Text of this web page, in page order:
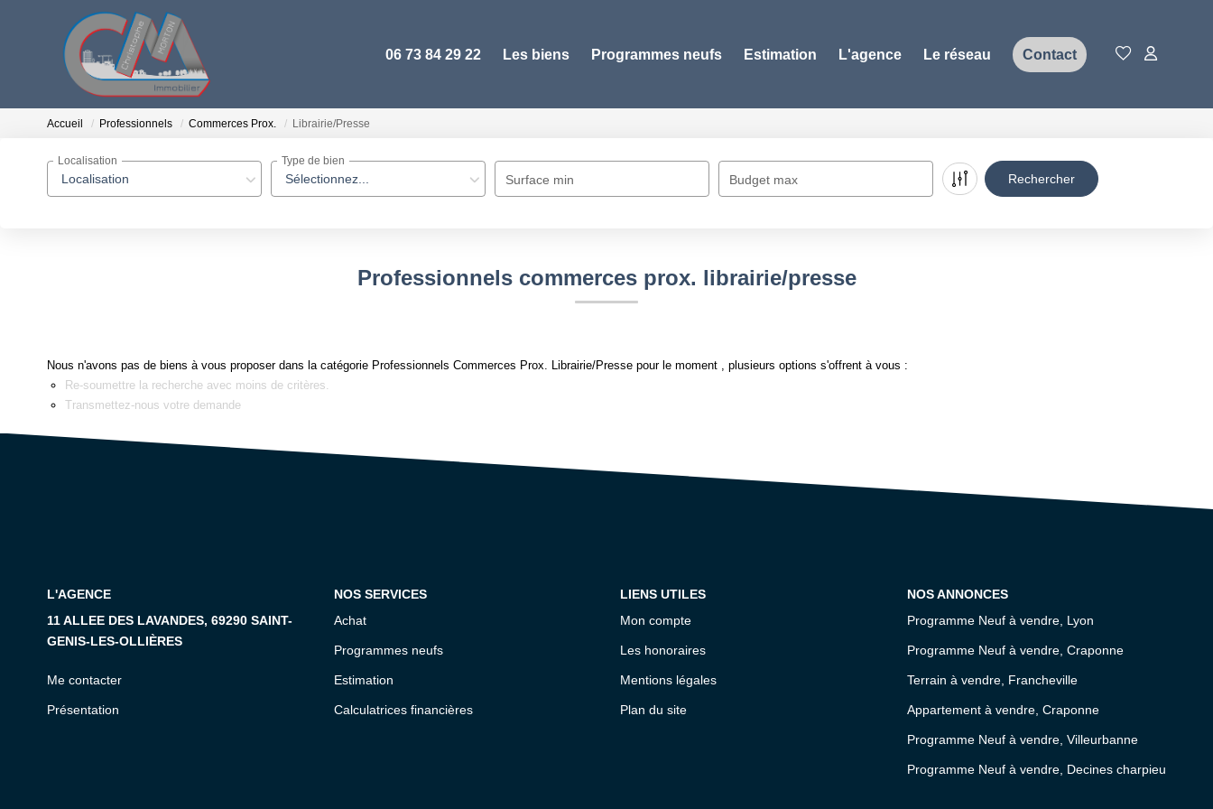
06 73 84 29 22 Les biens Programmes neufs Estimation L'agence Le réseau Contact
Accueil Professionnels Commerces Prox. Librairie/Presse
Localisation
Localisation
Sélectionnez...
Type de bien
Surface min Budget max
Professionnels commerces prox. librairie/presse
Nous n'avons pas de biens à vous proposer dans la catégorie Professionnels Commerces Prox. Librairie/Presse pour le moment , plusieurs options s'offrent à vous :
Re-soumettre la recherche avec moins de critères.
Transmettez-nous votre demande
L'AGENCE
11 ALLEE DES LAVANDES, 69290 SAINT-
GENIS-LES-OLLIÈRES
Me contacter
Présentation
NOS SERVICES
Achat
Programmes neufs
Estimation
Calculatrices financières
LIENS UTILES
Mon compte
Les honoraires
Mentions légales
Plan du site
NOS ANNONCES
Programme Neuf à vendre, Lyon
Programme Neuf à vendre, Craponne
Terrain à vendre, Francheville
Appartement à vendre, Craponne
Programme Neuf à vendre, Villeurbanne
Programme Neuf à vendre, Decines charpieu